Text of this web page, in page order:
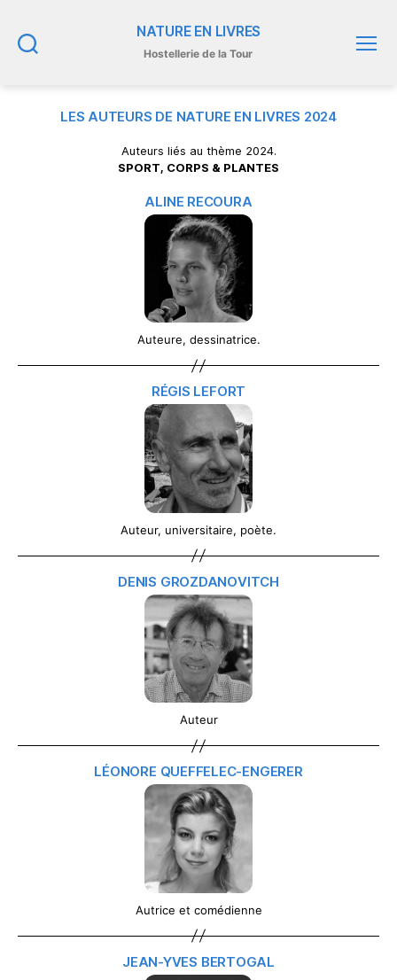
NATURE EN LIVRES
Hostellerie de la Tour
LES AUTEURS DE NATURE EN LIVRES 2024
Auteurs liés au thème 2024.
SPORT, CORPS & PLANTES
ALINE RECOURA
Auteure, dessinatrice.
RÉGIS LEFORT
Auteur, universitaire, poète.
DENIS GROZDANOVITCH
Auteur
LÉONORE QUEFFELEC-ENGERER
Autrice et comédienne
JEAN-YVES BERTOGAL